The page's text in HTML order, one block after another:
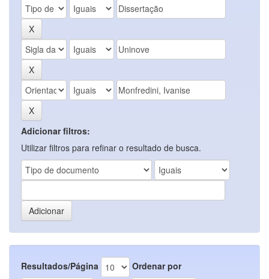
Adicionar filtros:
Utilizar filtros para refinar o resultado de busca.
Resultados/Página Ordenar por